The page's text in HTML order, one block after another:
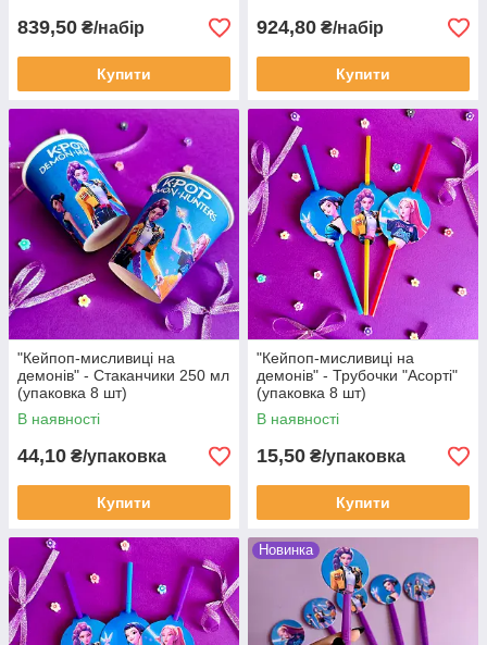
839,50 ₴/набір
Купити
924,80 ₴/набір
Купити
"Кейпоп-мисливиці на
демонів" - Стаканчики 250 мл
(упаковка 8 шт)
В наявності
44,10 ₴/упаковка
Купити
"Кейпоп-мисливиці на
демонів" - Трубочки "Асорті"
(упаковка 8 шт)
В наявності
15,50 ₴/упаковка
Купити
Новинка